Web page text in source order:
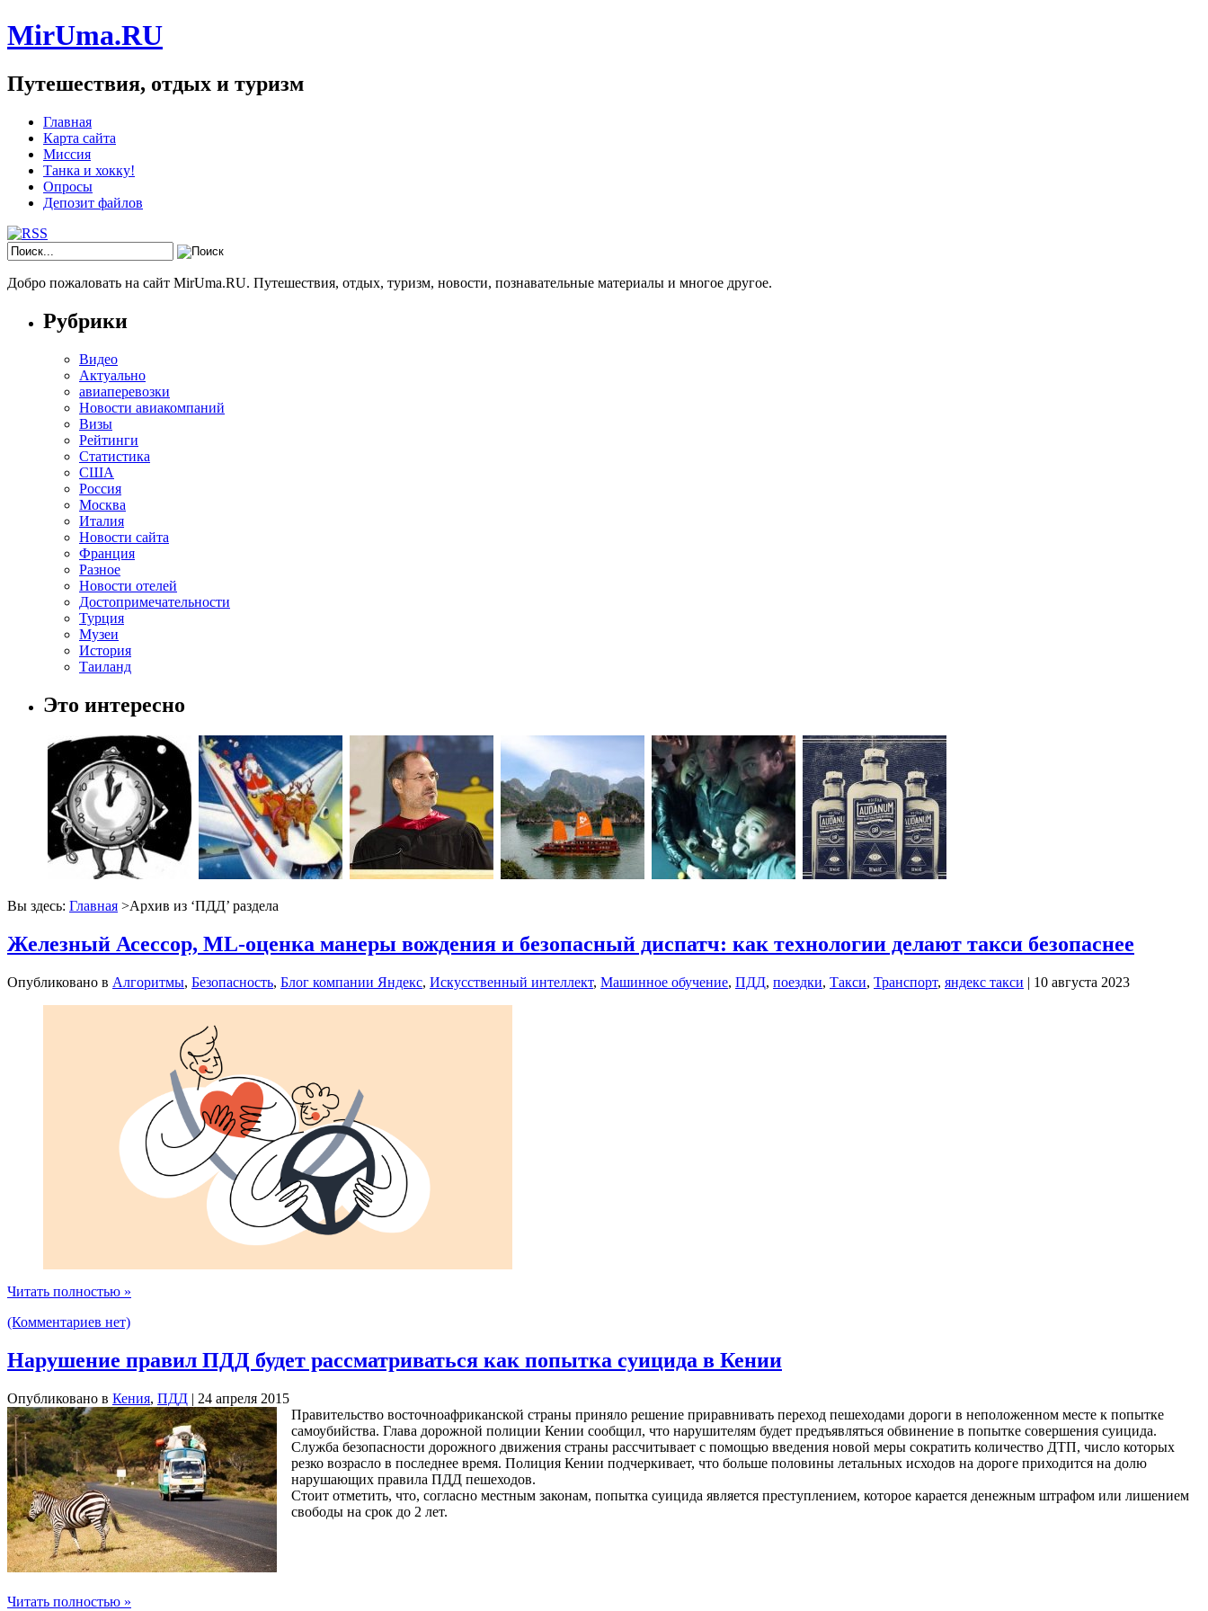
MirUma.RU
Путешествия, отдых и туризм
Главная
Карта сайта
Миссия
Танка и хокку!
Опросы
Депозит файлов
Добро пожаловать на сайт MirUma.RU. Путешествия, отдых, туризм, новости, познавательные материалы и многое другое.
Рубрики
Видео
Актуально
авиаперевозки
Новости авиакомпаний
Визы
Рейтинги
Статистика
США
Россия
Москва
Италия
Новости сайта
Франция
Разное
Новости отелей
Достопримечательности
Турция
Музеи
История
Таиланд
Это интересно
Вы здесь: Главная >Архив из ‘ПДД’ раздела
Железный Асессор, ML-оценка манеры вождения и безопасный диспатч: как технологии делают такси безопаснее
Опубликовано в Алгоритмы, Безопасность, Блог компании Яндекс, Искусственный интеллект, Машинное обучение, ПДД, поездки, Такси, Транспорт, яндекс такси | 10 августа 2023
Читать полностью »
(Комментариев нет)
Нарушение правил ПДД будет рассматриваться как попытка суицида в Кении
Опубликовано в Кения, ПДД | 24 апреля 2015
Правительство восточноафриканской страны приняло решение приравнивать переход пешеходами дороги в неположенном месте к попытке
самоубийства. Глава дорожной полиции Кении сообщил, что нарушителям будет предъявляться обвинение в попытке совершения суицида.
Служба безопасности дорожного движения страны рассчитывает с помощью введения новой меры сократить количество ДТП, число которых
резко возрасло в последнее время. Полиция Кении подчеркивает, что больше половины летальных исходов на дороге приходится на долю
нарушающих правила ПДД пешеходов.
Стоит отметить, что, согласно местным законам, попытка суицида является преступлением, которое карается денежным штрафом или лишением
свободы на срок до 2 лет.
Читать полностью »